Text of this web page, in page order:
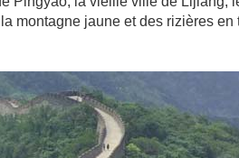
montagne jaune et des rizières